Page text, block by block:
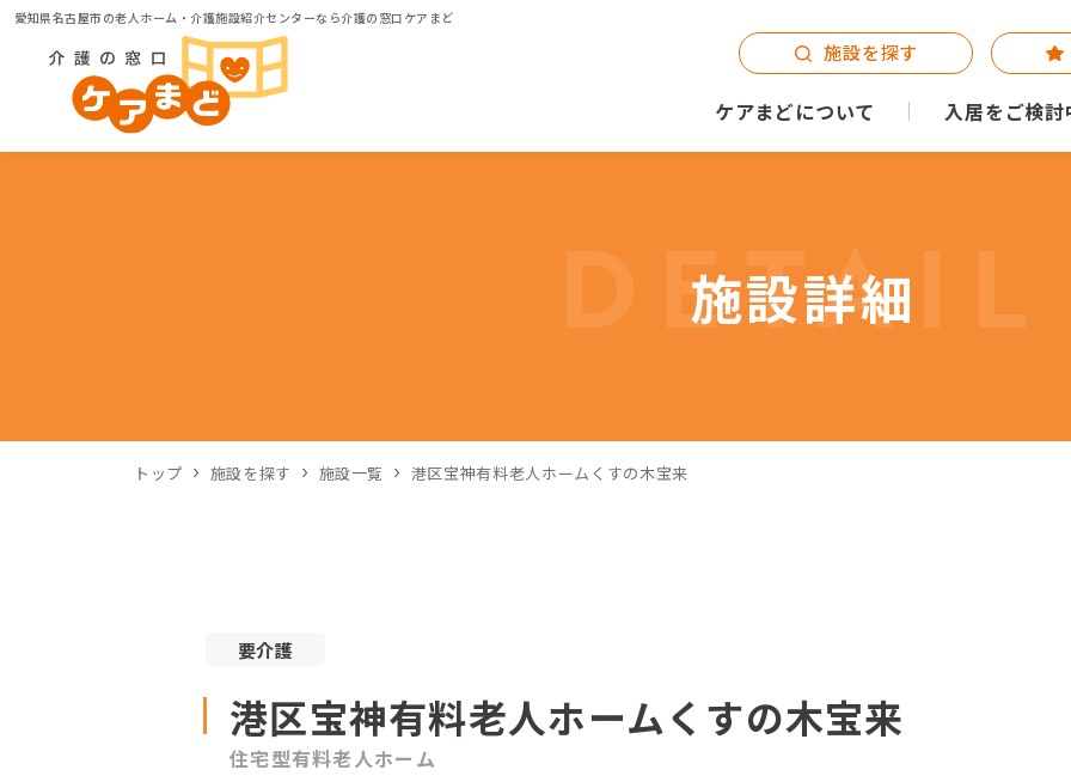
愛知県名古屋市の老人ホーム・介護施設紹介センターなら介護の窓口ケアまど
ケアまどについて 入居をご検
施設を探す
DETAIL
施設詳細
トップ 施設を探す 施設一覧 港区宝神有料老人ホームくすの木宝来
要介護
港区宝神有料老人ホームくすの木宝来
住宅型有料老人ホーム